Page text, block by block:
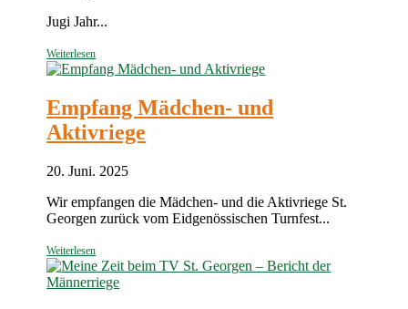
Jugi Jahr...
Weiterlesen
Empfang Mädchen- und
Aktivriege
20. Juni. 2025
Wir empfangen die Mädchen- und die Aktivriege St.
Georgen zurück vom Eidgenössischen Turnfest...
Weiterlesen